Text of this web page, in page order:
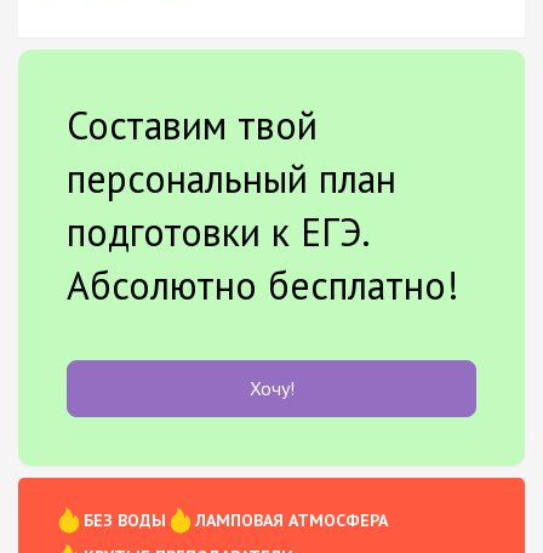
Составим твой
персональный план
подготовки к ЕГЭ.
Абсолютно бесплатно!
Хочу!
БЕЗ ВОДЫ
ЛАМПОВАЯ АТМОСФЕРА